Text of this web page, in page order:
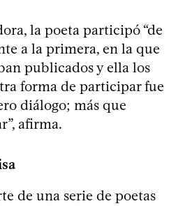
la poeta participó “de
a la primera, en la que
publicados y ella los
forma de participar fue
diálogo; más que
afirma.
de una serie de poetas